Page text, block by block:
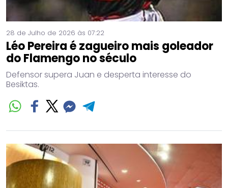
28 de Julho de 2026 às 07:22
Léo Pereira é zagueiro mais goleador
do Flamengo no século
Defensor supera Juan e desperta interesse do
Besiktas.